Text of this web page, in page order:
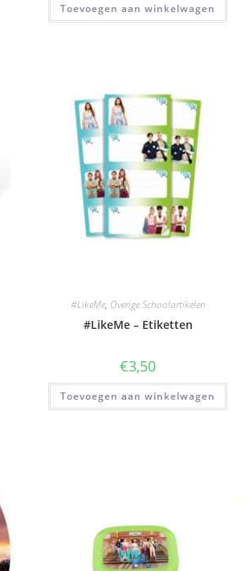
Toevoegen aan winkelwagen
#LikeMe, Overige Schoolartikelen
#LikeMe – Etiketten
€3,50
Toevoegen aan winkelwagen